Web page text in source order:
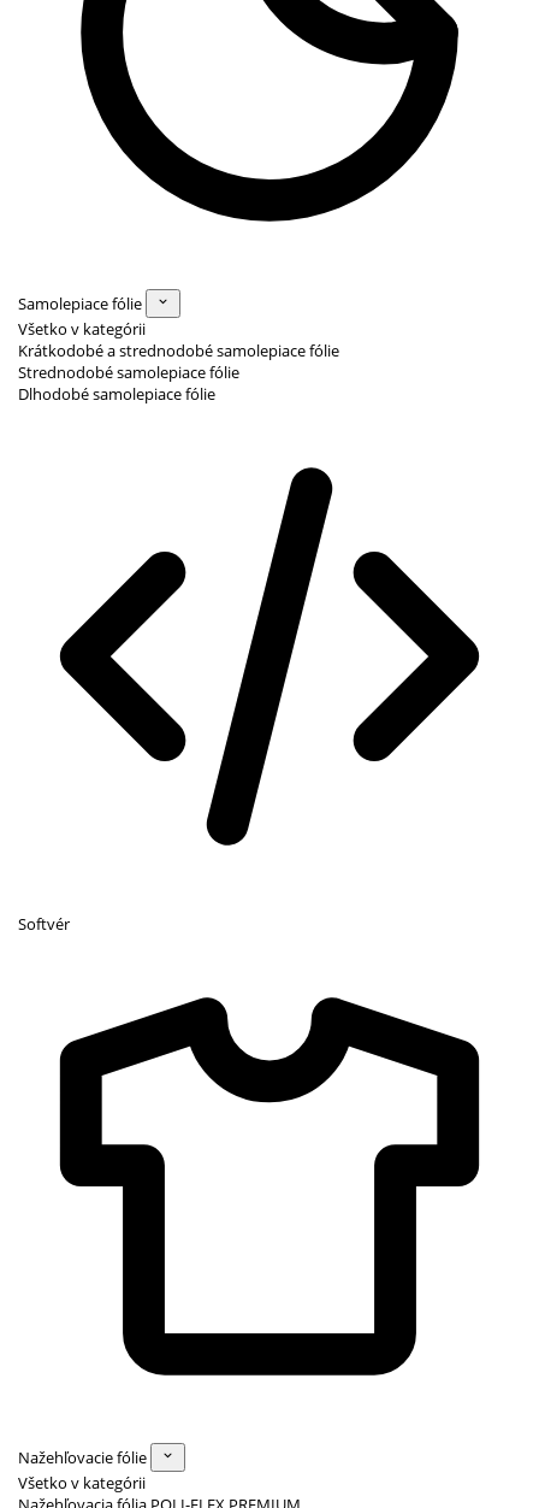
Samolepiace fólie
Všetko v kategórii
Krátkodobé a strednodobé samolepiace fólie
Strednodobé samolepiace fólie
Dlhodobé samolepiace fólie
Softvér
Nažehľovacie fólie
Všetko v kategórii